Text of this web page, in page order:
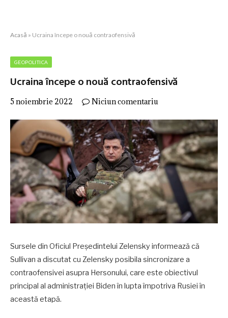
Acasă » Ucraina începe o nouă contraofensivă
GEOPOLITICA
Ucraina începe o nouă contraofensivă
5 noiembrie 2022 Niciun comentariu
Sursele din Oficiul Președintelui Zelensky informează că
Sullivan a discutat cu Zelensky posibila sincronizare a
contraofensivei asupra Hersonului, care este obiectivul
principal al administrației Biden în lupta împotriva Rusiei în
această etapă.